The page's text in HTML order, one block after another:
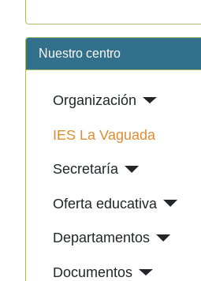
Nuestro centro
Organización
IES La Vaguada
Secretaría
Oferta educativa
Departamentos
Documentos